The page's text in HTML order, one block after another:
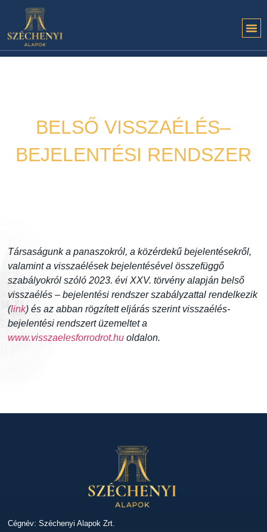
BELSŐ VISSZAÉLÉS–
BEJELENTÉSI RENDSZER
Társaságunk a panaszokról, a közérdekű bejelentésekről,
valamint a visszaélések bejelentésével összefüggő
szabályokról szóló 2023. évi XXV. törvény alapján belső
visszaélés – bejelentési rendszer szabályzattal rendelkezik
(link) és az abban rögzített eljárás szerint visszaélés-
bejelentési rendszert üzemeltet a
www.visszaelesforrodrot.hu oldalon.
Cégnév: Széchenyi Alapok Zrt.